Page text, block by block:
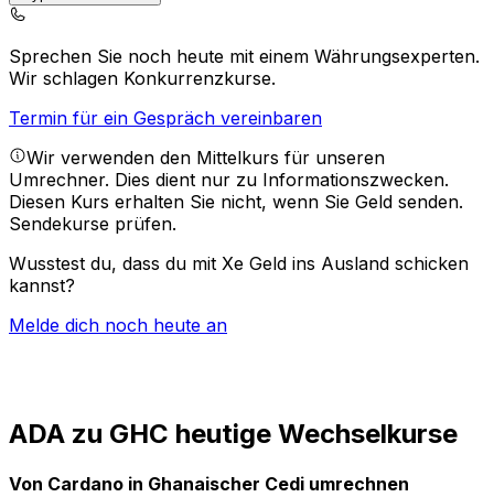
Sprechen Sie noch heute mit einem Währungsexperten.
Wir schlagen Konkurrenzkurse.
Termin für ein Gespräch vereinbaren
Wir verwenden den Mittelkurs für unseren
Umrechner. Dies dient nur zu Informationszwecken.
Diesen Kurs erhalten Sie nicht, wenn Sie Geld senden.
Sendekurse prüfen.
Wusstest du, dass du mit Xe Geld ins Ausland schicken
kannst?
Melde dich noch heute an
ADA zu GHC heutige Wechselkurse
Von Cardano in Ghanaischer Cedi umrechnen